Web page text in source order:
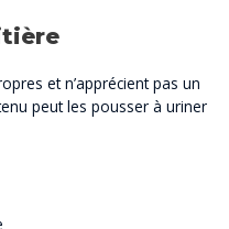
et n’apprécient pas un
peut les pousser à uriner